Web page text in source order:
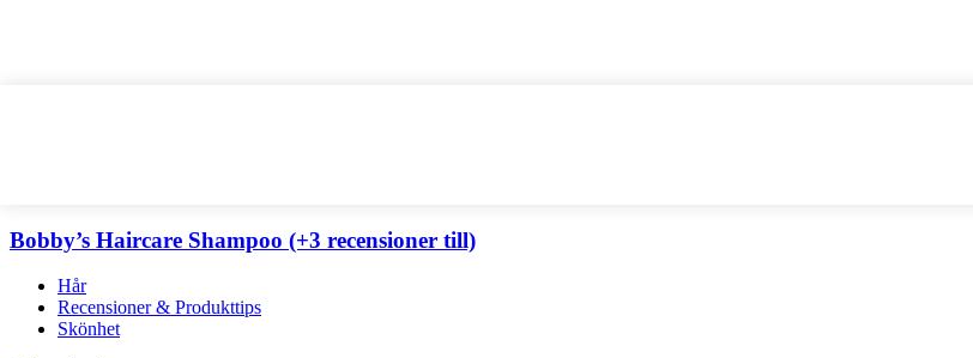
Bobby’s Haircare Shampoo (+3 recensioner till)
Hår
Recensioner & Produkttips
Skönhet